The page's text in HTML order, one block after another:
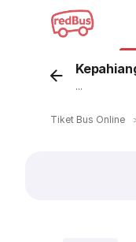
...
Tiket Bus Online